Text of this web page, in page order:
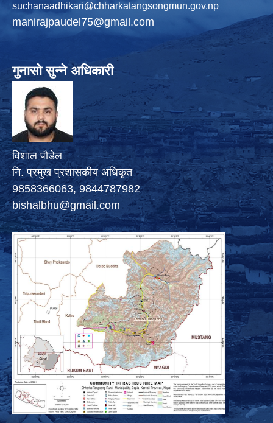
suchanaadhikari@chharkatangsongmun.gov.np
manirajpaudel75@gmail.com
गुनासो सुन्ने अधिकारी
विशाल पौडेल
नि. प्रमुख प्रशासकीय अधिकृत
9858366063, 9844787982
bishalbhu@gmail.com